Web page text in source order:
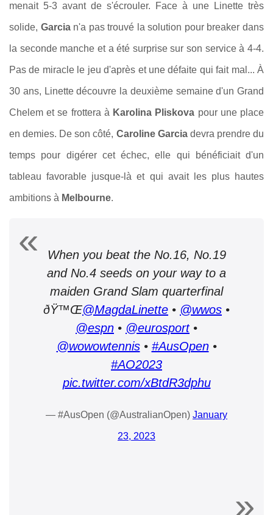
menait 5-3 avant de s'écrouler. Face à une Linette très
solide, Garcia n'a pas trouvé la solution pour breaker dans
la seconde manche et a été surprise sur son service à 4-4.
Pas de miracle le jeu d'après et une défaite qui fait mal... À
30 ans, Linette découvre la deuxième semaine d'un Grand
Chelem et se frottera à Karolina Pliskova pour une place
en demies. De son côté, Caroline Garcia devra prendre du
temps pour digérer cet échec, elle qui bénéficiait d'un
tableau favorable jusque-là et qui avait les plus hautes
ambitions à Melbourne.
When you beat the No.16, No.19
and No.4 seeds on your way to a
maiden Grand Slam quarterfinal
ðŸ™Œ@MagdaLinette • @wwos •
@espn • @eurosport•
@wowowtennis• #AusOpen•
#AO2023
pic.twitter.com/xBtdR3dphu
— #AusOpen (@AustralianOpen) January
23, 2023